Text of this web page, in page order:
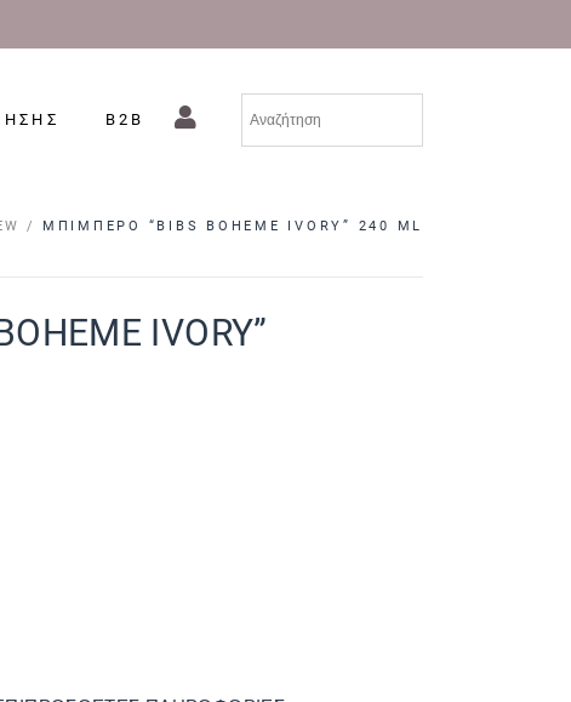
B2B
ΜΠΙΜΠΕΡΟ “BIBS BOHEME IVORY” 240 ML
IVORY”